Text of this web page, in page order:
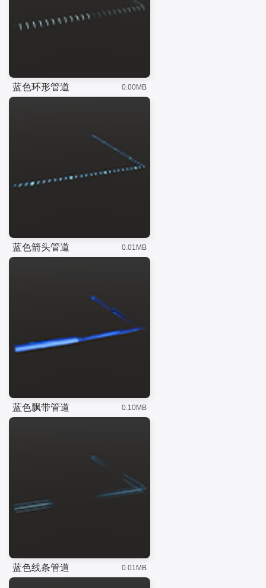
蓝色环形管道 0.00MB
蓝色箭头管道 0.01MB
蓝色飘带管道 0.10MB
蓝色线条管道 0.01MB